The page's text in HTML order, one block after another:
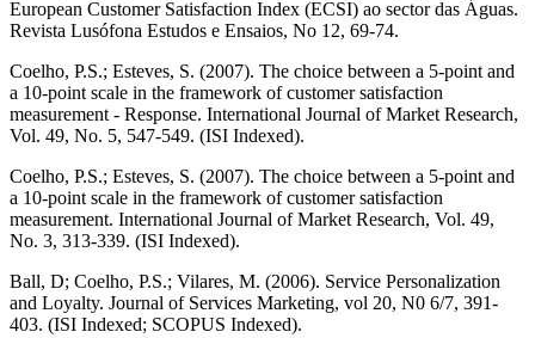
European Customer Satisfaction Index (ECSI) ao sector das Águas.
Revista Lusófona Estudos e Ensaios, No 12, 69-74.
Coelho, P.S.; Esteves, S. (2007). The choice between a 5-point and
a 10-point scale in the framework of customer satisfaction
measurement - Response. International Journal of Market Research,
Vol. 49, No. 5, 547-549. (ISI Indexed).
Coelho, P.S.; Esteves, S. (2007). The choice between a 5-point and
a 10-point scale in the framework of customer satisfaction
measurement. International Journal of Market Research, Vol. 49,
No. 3, 313-339. (ISI Indexed).
Ball, D; Coelho, P.S.; Vilares, M. (2006). Service Personalization
and Loyalty. Journal of Services Marketing, vol 20, N0 6/7, 391-
403. (ISI Indexed; SCOPUS Indexed).